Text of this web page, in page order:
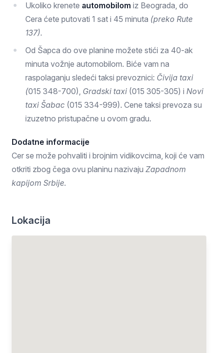
Ukoliko krenete automobilom iz Beograda, do
Cera ćete putovati 1 sat i 45 minuta (preko Rute
137).
Od Šapca do ove planine možete stići za 40-ak
minuta vožnje automobilom. Biće vam na
raspolaganju sledeći taksi prevoznici: Čivija taxi
(015 348-700), Gradski taxi (015 305-305) i Novi
taxi Šabac (015 334-999). Cene taksi prevoza su
izuzetno pristupačne u ovom gradu.
Dodatne informacije
Cer se može pohvaliti i brojnim vidikovcima, koji će vam
otkriti zbog čega ovu planinu nazivaju Zapadnom
kapijom Srbije.
Lokacija